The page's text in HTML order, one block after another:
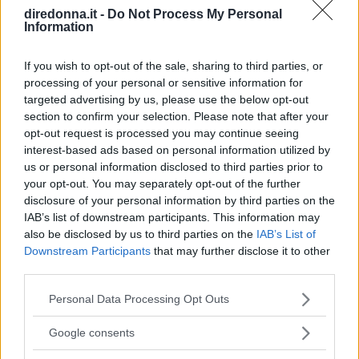
diredonna.it - Do Not Process My Personal
Information
If you wish to opt-out of the sale, sharing to third parties, or
processing of your personal or sensitive information for
targeted advertising by us, please use the below opt-out
section to confirm your selection. Please note that after your
opt-out request is processed you may continue seeing
interest-based ads based on personal information utilized by
us or personal information disclosed to third parties prior to
your opt-out. You may separately opt-out of the further
disclosure of your personal information by third parties on the
IAB’s list of downstream participants. This information may
also be disclosed by us to third parties on the IAB’s List of
Downstream Participants that may further disclose it to other
Please note that this website/app uses one or more Google
not limited to your visit or usage behaviour. You may click to
Personal Data Processing Opt Outs
Google consents